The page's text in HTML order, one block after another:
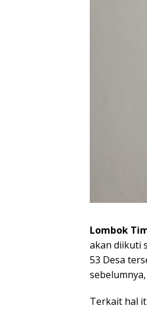
Lombok
akan diikuti
53 Desa
Terkait hal